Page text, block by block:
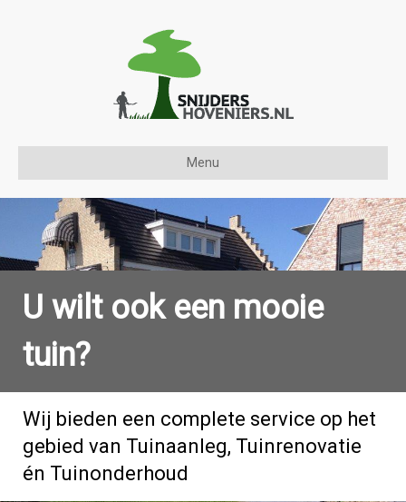
Menu
U wilt ook een mooie
tuin?
Wij bieden een complete service op het
gebied van Tuinaanleg, Tuinrenovatie
én Tuinonderhoud